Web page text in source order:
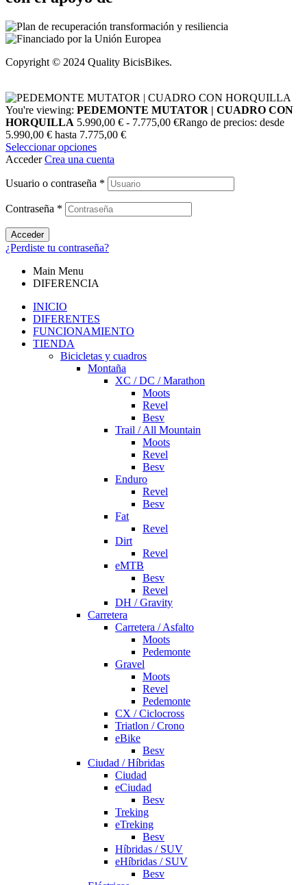
Copyright © 2024 Quality BicisBikes.
You're viewing: PEDEMONTE MUTATOR | CUADRO CON
HORQUILLA 5.990,00 € - 7.775,00 €Rango de precios: desde
5.990,00 € hasta 7.775,00 €
Seleccionar opciones
Acceder Crea una cuenta
Usuario o contraseña *
Contraseña *
Acceder
¿Perdiste tu contraseña?
Main Menu
DIFERENCIA
INICIO
DIFERENTES
FUNCIONAMIENTO
TIENDA
Bicicletas y cuadros
Montaña
XC / DC / Marathon
Moots
Revel
Besv
Trail / All Mountain
Moots
Revel
Besv
Enduro
Revel
Besv
Fat
Revel
Dirt
Revel
eMTB
Besv
Revel
DH / Gravity
Carretera
Carretera / Asfalto
Moots
Pedemonte
Gravel
Moots
Revel
Pedemonte
CX / Ciclocross
Triatlon / Crono
eBike
Besv
Ciudad / Híbridas
Ciudad
eCiudad
Besv
Treking
eTreking
Besv
Híbridas / SUV
eHíbridas / SUV
Besv